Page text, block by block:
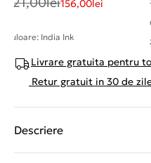
156,00lei
Culoare: India Ink
Livrare gratuita pentru
Retur gratuit in 30 de
Descriere